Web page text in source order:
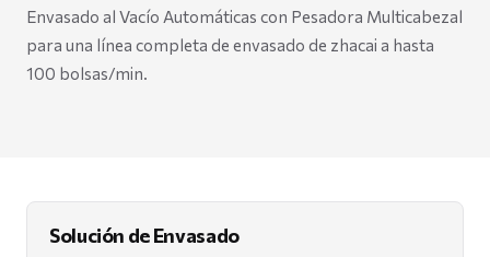
Envasado al Vacío Automáticas con Pesadora Multicabezal
para una línea completa de envasado de zhacai a hasta
100 bolsas/min.
Solución de Envasado